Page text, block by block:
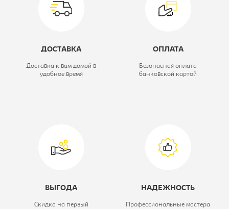
Цветовое решение: ясень шимо
ДОСТАВКА
Доставка к вам домой в
удобное время
ОПЛАТА
Безопасная оплата
банковской картой
ВЫГОДА
Скидка на первый
НАДЕЖНОСТЬ
Профессиональные мастера